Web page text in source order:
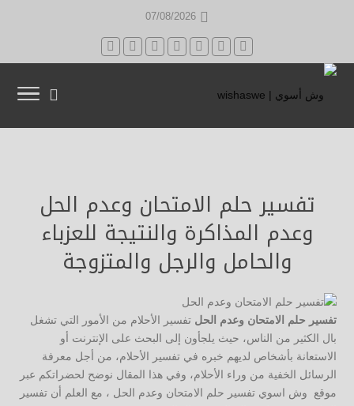
07/08/2026
تفسير حلم الامتحان وعدم الحل
وعدم المذاكرة والنتيجة للعزباء
والحامل والرجل والمتزوجة
تفسير حلم الامتحان وعدم الحل تفسير الأحلام من الأمور التي تشغل
بال الكثير من الناس، حيث يلجأون إلى البحث على الإنترنت أو
الاستعانة بأشخاص لديهم خبره في تفسير الأحلام، من أجل معرفة
الرسائل الخفية من وراء الأحلام، وفي هذا المقال نوضح لحضراتكم عبر
موقع وش اسوي تفسير حلم الامتحان وعدم الحل ، مع العلم أن تفسير